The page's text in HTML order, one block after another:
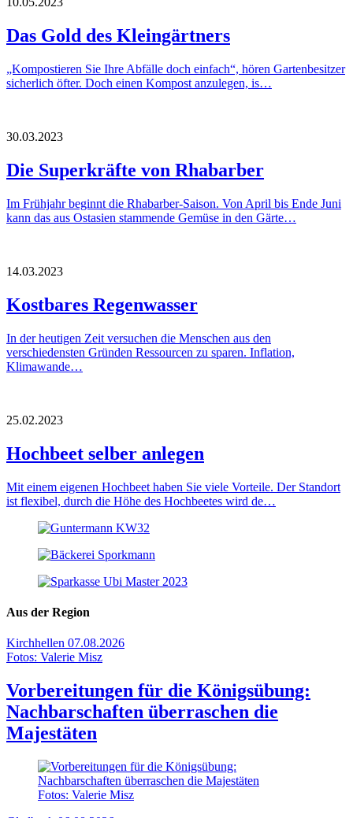
Das Gold des Kleingärtners
„Kompostieren Sie Ihre Abfälle doch einfach“, hören Gartenbesitzer
sicherlich öfter. Doch einen Kompost anzulegen, is…
30.03.2023
Die Superkräfte von Rhabarber
Im Frühjahr beginnt die Rhabarber-Saison. Von April bis Ende Juni
kann das aus Ostasien stammende Gemüse in den Gärte…
14.03.2023
Kostbares Regenwasser
In der heutigen Zeit versuchen die Menschen aus den
verschiedensten Gründen Ressourcen zu sparen. Inflation,
Klimawande…
25.02.2023
Hochbeet selber anlegen
Mit einem eigenen Hochbeet haben Sie viele Vorteile. Der Standort
ist flexibel, durch die Höhe des Hochbeetes wird de…
Aus der Region
Kirchhellen 07.08.2026
Fotos: Valerie Misz
Vorbereitungen für die Königsübung:
Nachbarschaften überraschen die
Majestäten
Fotos: Valerie Misz